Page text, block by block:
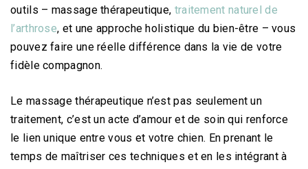
outils – massage thérapeutique, traitement naturel de
l’arthrose, et une approche holistique du bien-être – vous
pouvez faire une réelle différence dans la vie de votre
fidèle compagnon.
Le massage thérapeutique n’est pas seulement un
traitement, c’est un acte d’amour et de soin qui renforce
le lien unique entre vous et votre chien. En prenant le
temps de maîtriser ces techniques et en les intégrant à